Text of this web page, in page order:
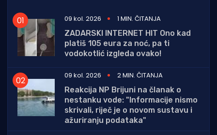
09 kol. 2026
1 MIN. ČITANJA
ZADARSKI INTERNET HIT Ono kad
platiš 105 eura za noć, pa ti
vodokotlić izgleda ovako!
09 kol. 2026
2 MIN. ČITANJA
Reakcija NP Brijuni na članak o
nestanku vode: "Informacije nismo
skrivali, riječ je o novom sustavu i
ažuriranju podataka"